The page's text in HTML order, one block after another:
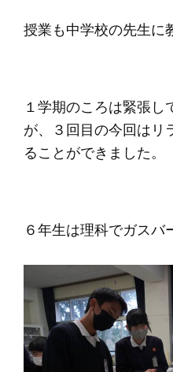
授業も中学校の先生に
１学期のころは緊張し
が、３回目の今回はリ
ることができました。
６年生は理科でガスバ